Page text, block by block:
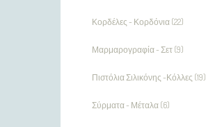
Κορδέλες - Κορδόνια (22)
Μαρμαρογραφία - Σετ (9)
Πιστόλια Σιλικόνης -Κόλλες (19)
Σύρματα - Μέταλα (6)